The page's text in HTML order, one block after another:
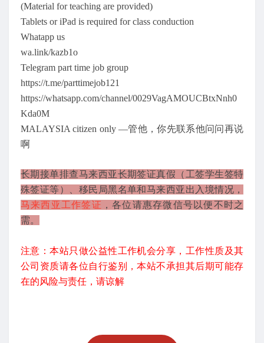
(Material for teaching are provided)
Tablets or iPad is required for class conduction
Whatapp us
wa.link/kazb1o
Telegram part time job group
https://t.me/parttimejob121
https://whatsapp.com/channel/0029VagAMOUCBtxNnh0
Kda0M
MALAYSIA citizen only —管他，你先联系他问问再说
啊
长期接单排查马来西亚长期签证真假（工签学生签特
殊签证等）、移民局黑名单和马来西亚出入境情况，
马来西亚工作签证 ，各位请惠存微信号以便不时之
需。
注意：本站只做公益性工作机会分享，工作性质及其
公司资质请各位自行鉴别，本站不承担其后期可能存
在的风险与责任，请谅解